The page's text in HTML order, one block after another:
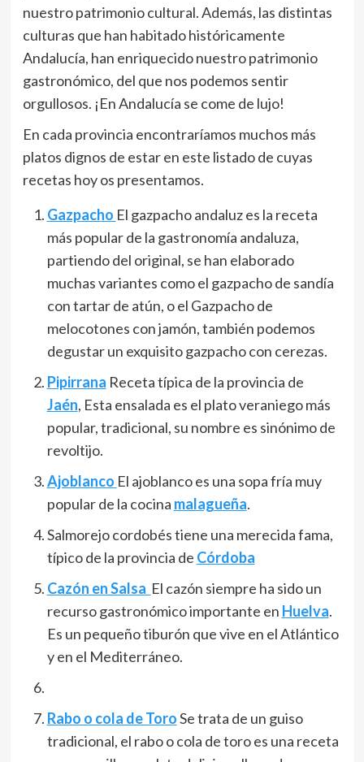
nuestro patrimonio cultural. Además, las distintas
culturas que han habitado históricamente
Andalucía, han enriquecido nuestro patrimonio
gastronómico, del que nos podemos sentir
orgullosos. ¡En Andalucía se come de lujo!
En cada provincia encontraríamos muchos más
platos dignos de estar en este listado de cuyas
recetas hoy os presentamos.
Gazpacho El gazpacho andaluz es la receta
más popular de la gastronomía andaluza,
partiendo del original, se han elaborado
muchas variantes como el gazpacho de sandía
con tartar de atún, o el Gazpacho de
melocotones con jamón, también podemos
degustar un exquisito gazpacho con cerezas.
Pipirrana Receta típica de la provincia de
Jaén, Esta ensalada es el plato veraniego más
popular, tradicional, su nombre es sinónimo de
revoltijo.
Ajoblanco El ajoblanco es una sopa fría muy
popular de la cocina malagueña.​
Salmorejo cordobés tiene una merecida fama,
típico de la provincia de Córdoba
Cazón en Salsa El cazón siempre ha sido un
recurso gastronómico importante en Huelva.
Es un pequeño tiburón que vive en el Atlántico
y en el Mediterráneo.
Rabo o cola de ToroSe trata de un guiso
tradicional, el rabo o cola de toro es una receta